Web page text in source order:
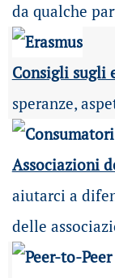
da qualche
Consigli sugli
speranze,
Associazioni
aiutarci a
delle